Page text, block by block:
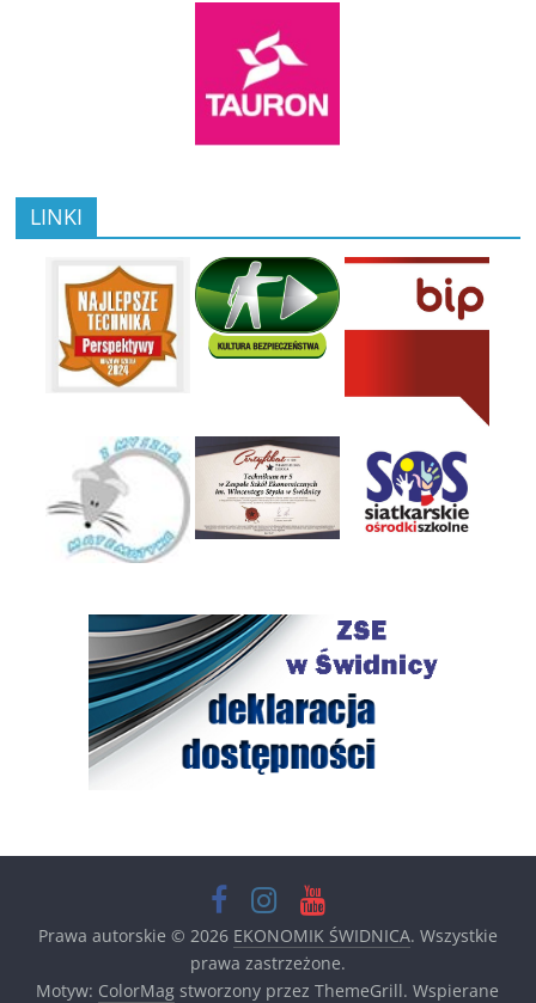
LINKI
Prawa autorskie © 2026 EKONOMIK ŚWIDNICA. Wszystkie
prawa zastrzeżone.
Motyw: ColorMag stworzony przez ThemeGrill. Wspierane